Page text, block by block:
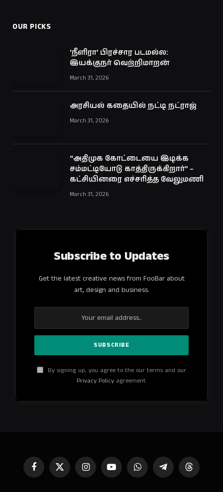
OUR PICKS
‘நீளிரா’ பிரச்சார படமல்ல:
இயக்குநர் வெற்றிமாறன்
March 31, 2026
அரசியல் கதையில் நட்டி நட்ராஜ்
March 31, 2026
“அதிமுக கோட்டையை இடிக்க
சம்மட்டியோடு காத்திருக்கிறார்” –
கட்சியினரை எச்சரித்த வேலுமணி
March 31, 2026
Subscribe to Updates
Get the latest creative news from FooBar about
art, design and business.
By signing up, you agree to the our terms and our
Privacy Policyagreement.
FacebookX
(Twitter)
InstagramYouTube WhatsAppTelegramThreads